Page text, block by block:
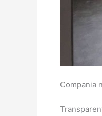
Compania